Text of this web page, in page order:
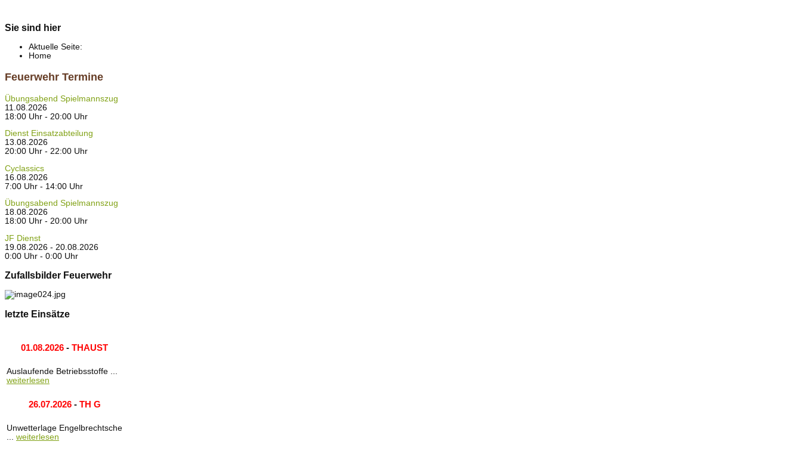
Sie sind hier
Aktuelle Seite:
Home
Feuerwehr Termine
Übungsabend Spielmannszug
11.08.2026
18:00 Uhr - 20:00 Uhr
Dienst Einsatzabteilung
13.08.2026
20:00 Uhr - 22:00 Uhr
Cyclassics
16.08.2026
7:00 Uhr - 14:00 Uhr
Übungsabend Spielmannszug
18.08.2026
18:00 Uhr - 20:00 Uhr
JF Dienst
19.08.2026 - 20.08.2026
0:00 Uhr - 0:00 Uhr
Zufallsbilder Feuerwehr
letzte Einsätze
01.08.2026 - THAUST
Auslaufende Betriebsstoffe ...
weiterlesen
26.07.2026- TH G
Unwetterlage Engelbrechtsche
... weiterlesen